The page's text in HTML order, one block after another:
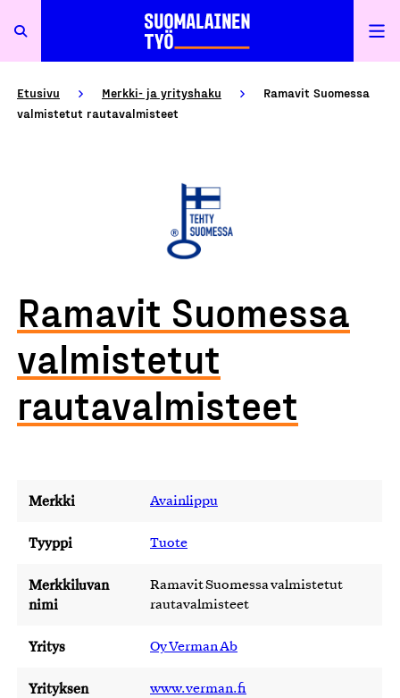
Etusivu Merkki- ja yrityshaku
Ramavit Suomessa
valmistetut rautavalmisteet
Ramavit Suomessa
valmistetut
rautavalmisteet
Merkki Avainlippu
Tyyppi Tuote
Merkkiluvan
nimi
Ramavit Suomessa valmistetut
rautavalmisteet
Yritys Oy Verman Ab
Yrityksen
www.verman.fi